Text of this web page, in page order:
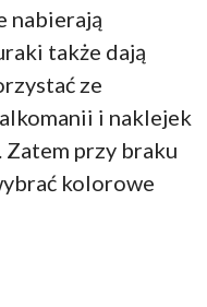
nabierają
także dają
ze
i naklejek
przy braku
kolorowe